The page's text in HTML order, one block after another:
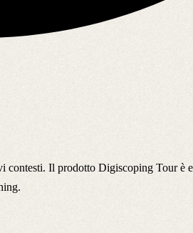
Il prodotto Digiscoping Tour è